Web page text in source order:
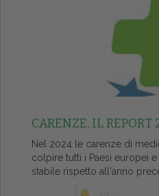
CARENZE, IL
Nel 2024 le carenze di
colpire tutti i Paesi europei
stabile rispetto all'anno